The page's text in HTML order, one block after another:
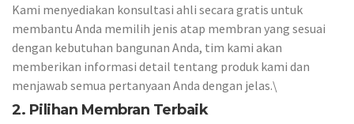
Kami menyediakan konsultasi ahli secara gratis untuk
membantu Anda memilih jenis atap membran yang sesuai
dengan kebutuhan bangunan Anda, tim kami akan
memberikan informasi detail tentang produk kami dan
menjawab semua pertanyaan Anda dengan jelas.\
2. Pilihan Membran Terbaik